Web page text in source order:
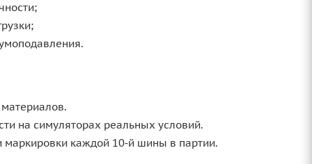
на симуляторах реальных условий.
маркировки каждой 10‑й шины в партии.